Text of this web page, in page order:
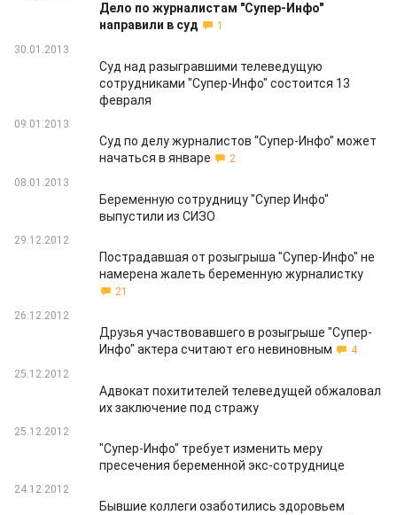
Дело по журналистам "Супер-Инфо"
направили в суд
1
30.01.2013
Суд над разыгравшими телеведущую
сотрудниками "Супер-Инфо" состоится 13
февраля
09.01.2013
Суд по делу журналистов “Супер-Инфо” может
начаться в январе
2
08.01.2013
Беременную сотрудницу "Супер Инфо"
выпустили из СИЗО
29.12.2012
Пострадавшая от розыгрыша "Супер-Инфо" не
намерена жалеть беременную журналистку
21
26.12.2012
Друзья участвовавшего в розыгрыше "Супер-
Инфо" актера считают его невиновным
4
25.12.2012
Адвокат похитителей телеведущей обжаловал
их заключение под стражу
25.12.2012
"Супер-Инфо" требует изменить меру
пресечения беременной экс-сотруднице
24.12.2012
Бывшие коллеги озаботились здоровьем